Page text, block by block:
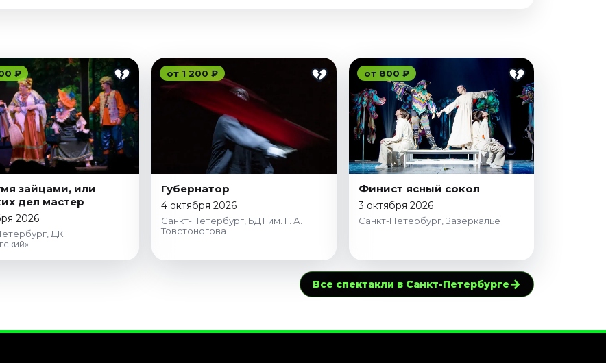
₽
зайцами, или
дел мастер
2026
ДК
от 1 200 ₽
Губернатор
4 октября 2026
Санкт-Петербург, БДТ им. Г. А.
Товстоногова
от 800 ₽
Финист ясный сокол
3 октября 2026
Санкт-Петербург, Зазеркалье
Все спектакли в Санкт-Петербурге→